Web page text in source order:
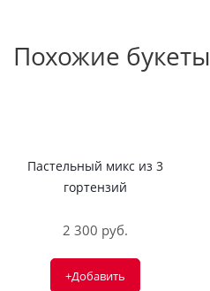
Похожие букеты
Пастельный микс из 3
гортензий
2 300 руб.
+Добавить